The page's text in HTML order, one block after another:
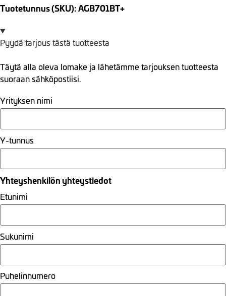
Tuotetunnus (SKU): AGB701BT+
Pyydä tarjous tästä tuotteesta
Täytä alla oleva lomake ja lähetämme tarjouksen tuotteesta
suoraan sähköpostiisi.
Yrityksen nimi
Y-tunnus
Yhteyshenkilön yhteystiedot
Etunimi
Sukunimi
Puhelinnumero